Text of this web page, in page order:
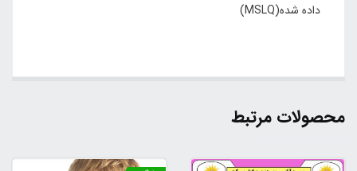
داده شده(MSLQ)
محصولات مرتبط